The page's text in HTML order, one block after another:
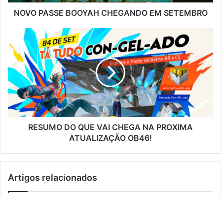
NOVO PASSE BOOYAH CHEGANDO EM SETEMBRO
RESUMO
DO
QUE
CHEGA
NA
PROXIMA
ATUALIZAÇÃO
OB46!
RESUMO DO QUE VAI CHEGA NA PROXIMA
ATUALIZAÇÃO OB46!
Artigos relacionados